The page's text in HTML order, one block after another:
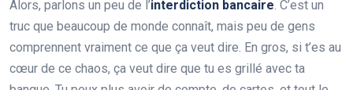
Alors, parlons un peu de l’interdiction bancaire. C’est un
truc que beaucoup de monde connaît, mais peu de gens
comprennent vraiment ce que ça veut dire. En gros, si t’es au
cœur de ce chaos, ça veut dire que tu es grillé avec ta